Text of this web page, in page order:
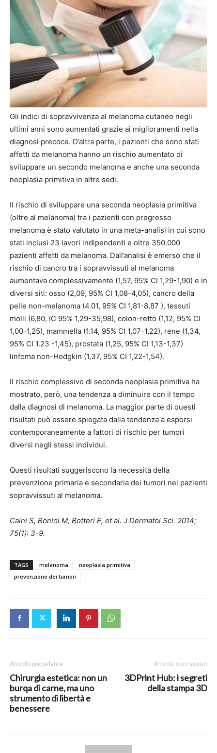
Gli indici di sopravvivenza al melanoma cutaneo negli
ultimi anni sono aumentati grazie ai miglioramenti nella
diagnosi precoce. D’altra parte, i pazienti che sono stati
affetti da melanoma hanno un rischio aumentato di
sviluppare un secondo melanoma e anche una seconda
neoplasia primitiva in altre sedi.
Il rischio di sviluppare una seconda neoplasia primitiva
(oltre al melanoma) tra i pazienti con pregresso
melanoma è stato valutato in una meta-analisi in cui sono
stati inclusi 23 lavori indipendenti e oltre 350.000
pazienti affetti da melanoma. Dall’analisi è emerso che il
rischio di cancro tra i sopravvissuti al melanoma
aumentava complessivamente (1,57, 95% CI 1,29-1,90) e in
diversi siti: osso (2,09, 95% CI 1,08-4,05), cancro della
pelle non-melanoma (4.01, 95% CI 1,81-8,87 ), tessuti
molli (6,80, IC 95% 1,29-35,98), colon-retto (1,12, 95% CI
1,00-1,25), mammella (1.14, 95% CI 1,07-1,22), rene (1,34,
95% CI 1.23 -1,45), prostata (1,25, 95% CI 1,13-1,37)
linfoma non-Hodgkin (1,37, 95% CI 1,22-1,54).
Il rischio complessivo di seconda neoplasia primitiva ha
mostrato, però, una tendenza a diminuire con il tempo
dalla diagnosi di melanoma. La maggior parte di questi
risultati può essere spiegata dalla tendenza a esporsi
contemporaneamente a fattori di rischio per tumori
diversi negli stessi individui.
Questi risultati suggeriscono la necessità della
prevenzione primaria e secondaria dei tumori nei pazienti
sopravvissuti al melanoma.
Caini S, Boniol M, Botteri E, et al. J Dermatol Sci. 2014;
75(1): 3-9.
TAGS melanoma
neoplasia primitiva
prevenzione dei tumori
Articolo precedente
Chirurgia estetica: non un
burqa di carne, ma uno
strumento di libertà e
benessere
Articolo successivo
3DPrint Hub: i segreti
della stampa 3D